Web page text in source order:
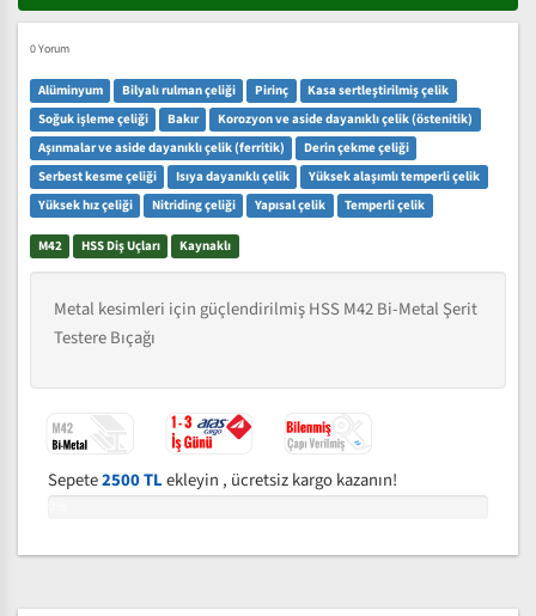
0 Yorum
Alüminyum Bilyalı rulman çeliği Pirinç
Kasa sertleştirilmiş çelik
Soğuk işleme çeliği
Bakır
Korozyon ve aside dayanıklı çelik (östenitik)
Aşınmalar ve aside dayanıklı çelik (ferritik)
Derin çekme çeliği
Serbest kesme çeliği
Isıya dayanıklı çelik
Yüksek alaşımlı temperli çelik
Yüksek hız çeliği
Nitriding çeliği Yapısal çelik Temperli çelik
M42 HSS Diş Uçları Kaynaklı
Metal kesimleri için güçlendirilmiş HSS M42 Bi-Metal Şerit
Testere Bıçağı
Sepete2500 TLekleyin , ücretsiz kargo kazanın!